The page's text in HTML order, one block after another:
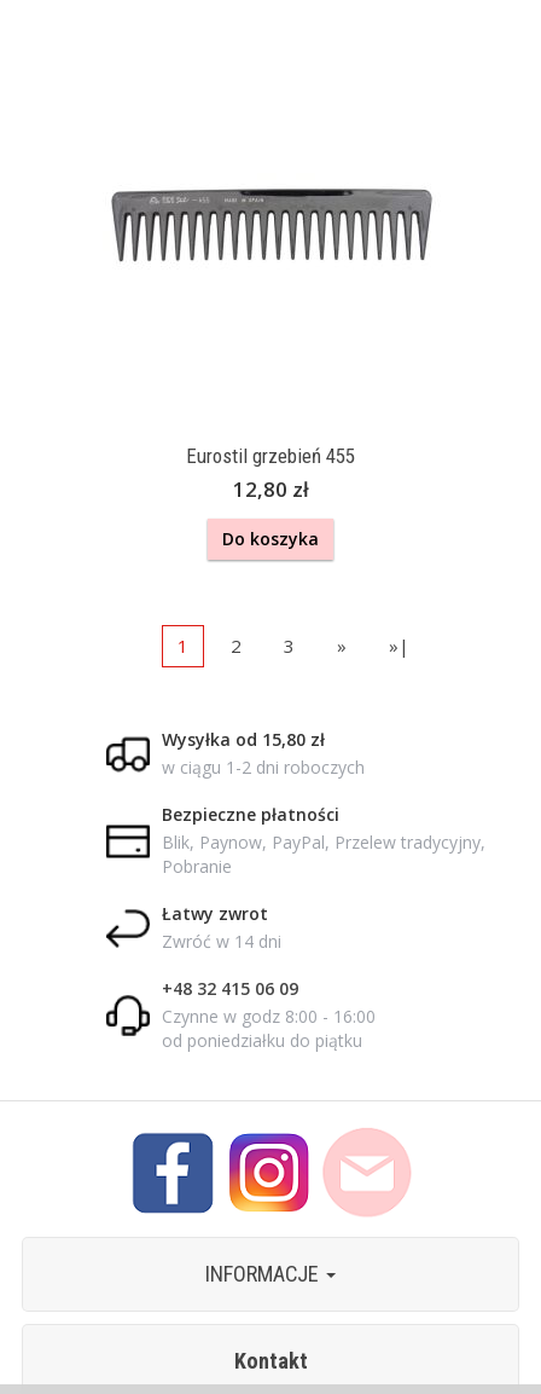
Eurostil grzebień 455
12,80 zł
Do koszyka
1 2 3 » »|
Wysyłka od 15,80 zł
w ciągu 1-2 dni roboczych
Bezpieczne płatności
Blik, Paynow, PayPal, Przelew tradycyjny,
Pobranie
Łatwy zwrot
Zwróć w 14 dni
+48 32 415 06 09
Czynne w godz 8:00 - 16:00
od poniedziałku do piątku
INFORMACJE
Kontakt